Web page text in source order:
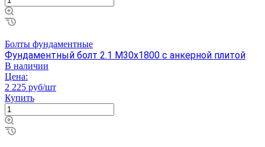
Болты фундаментные
Фундаментный болт 2.1 М30х1800 с анкерной плитой
В наличии
Цена:
2 225 руб/шт
Купить